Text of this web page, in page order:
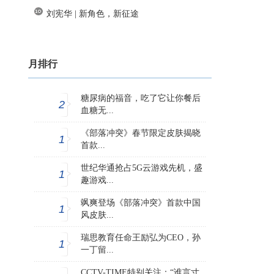
刘宪华 | 新角色，新征途
月排行
2
糖尿病的福音，吃了它让你餐后
血糖无...
1
《部落冲突》春节限定皮肤揭晓
首款...
1
世纪华通抢占5G云游戏先机，盛
趣游戏...
1
飒爽登场《部落冲突》首款中国
风皮肤...
1
瑞思教育任命王励弘为CEO，孙
一丁留...